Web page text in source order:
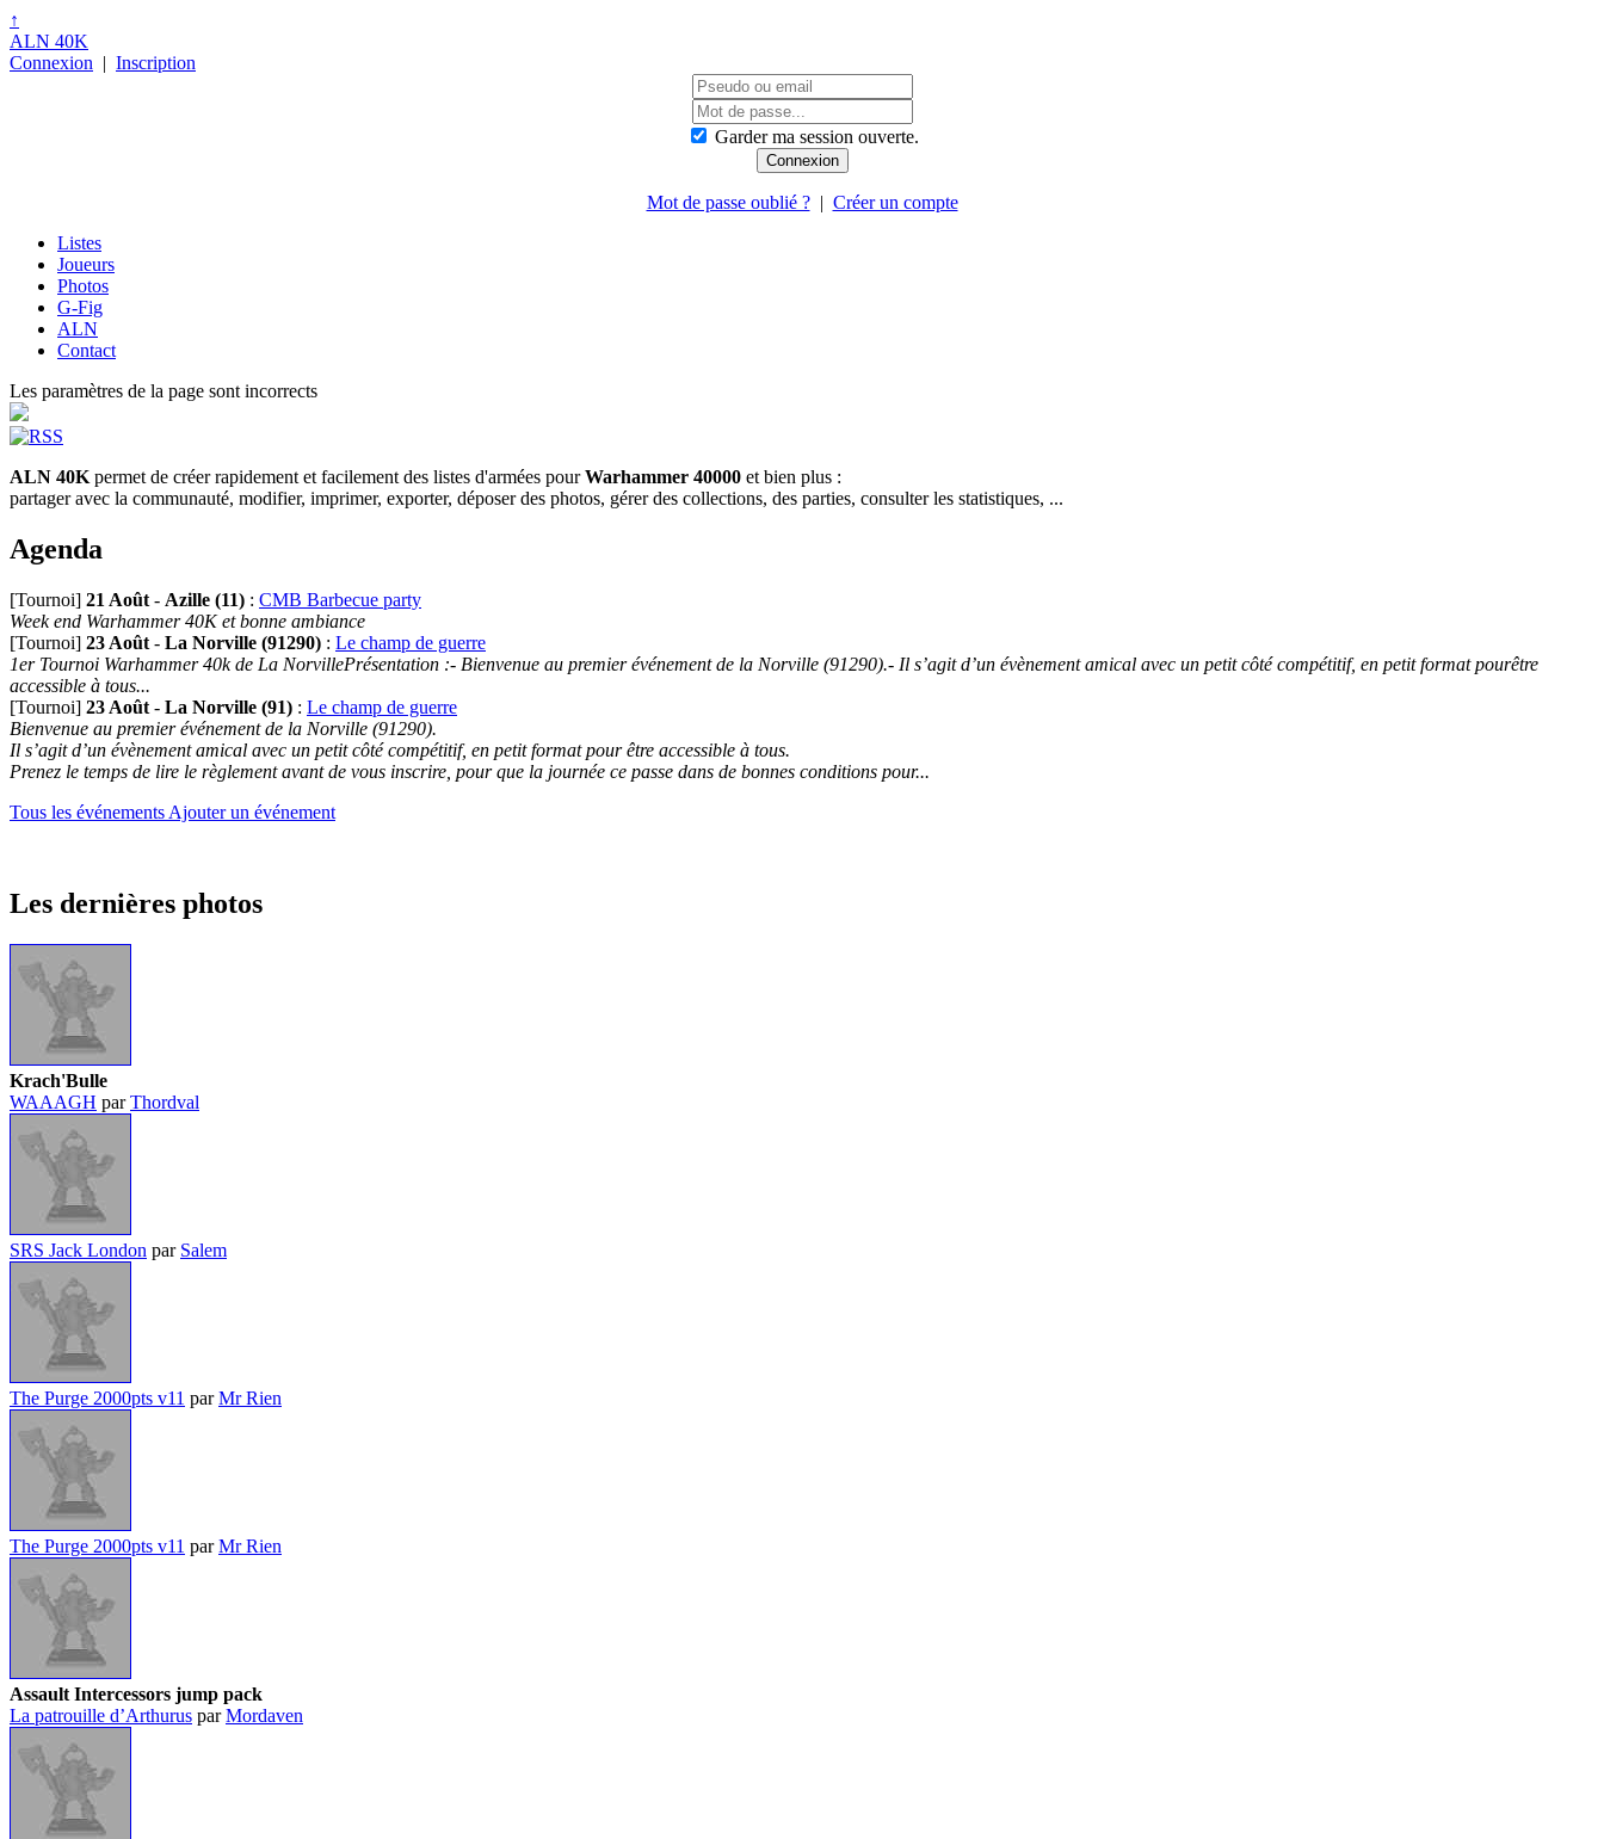
↑
ALN 40K
Connexion | Inscription
Garder ma session ouverte.
Mot de passe oublié ?| Créer un compte
Listes
Joueurs
Photos
G-Fig
ALN
Contact
Les paramètres de la page sont incorrects
ALN 40K permet de créer rapidement et facilement des listes d'armées pourWarhammer 40000 et bien plus :
partager avec la communauté, modifier, imprimer, exporter, déposer des photos, gérer des collections, des parties, consulter les statistiques, ...
Agenda
[Tournoi] 21 Août - Azille (11) : CMB Barbecue party
Week end Warhammer 40K et bonne ambiance
[Tournoi] 23 Août - La Norville (91290) : Le champ de guerre
1er Tournoi Warhammer 40k de La NorvillePrésentation :- Bienvenue au premier événement de la Norville (91290).- Il s’agit d’un évènement amical avec un petit côté compétitif, en petit format pourêtre
accessible à tous...
[Tournoi] 23 Août - La Norville (91) : Le champ de guerre
Bienvenue au premier événement de la Norville (91290).
Il s’agit d’un évènement amical avec un petit côté compétitif, en petit format pour être accessible à tous.
Prenez le temps de lire le règlement avant de vous inscrire, pour que la journée ce passe dans de bonnes conditions pour...
Tous les événements Ajouter un événement
Les dernières photos
Krach'Bulle
WAAAGH parThordval
SRS Jack London par Salem
The Purge 2000pts v11 parMr Rien
The Purge 2000pts v11 parMr Rien
Assault Intercessors jump pack
La patrouille d’Arthurus parMordaven